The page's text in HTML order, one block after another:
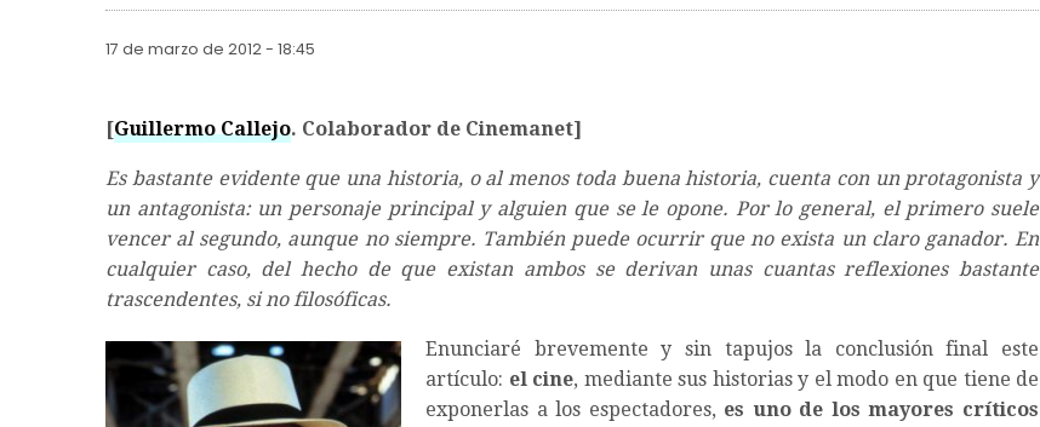
17 de marzo de 2012 - 18:45
[Guillermo Callejo. Colaborador de Cinemanet]
Es bastante evidente que una historia, o al menos toda buena historia, cuenta con un protagonista y
un antagonista: un personaje principal y alguien que se le opone. Por lo general, el primero suele
vencer al segundo, aunque no siempre. También puede ocurrir que no exista un claro ganador. En
cualquier caso, del hecho de que existan ambos se derivan unas cuantas reflexiones bastante
trascendentes, si no filosóficas.
Enunciaré brevemente y sin tapujos la conclusión final este
artículo: el cine, mediante sus historias y el modo en que tiene de
exponerlas a los espectadores, es uno de los mayores críticos